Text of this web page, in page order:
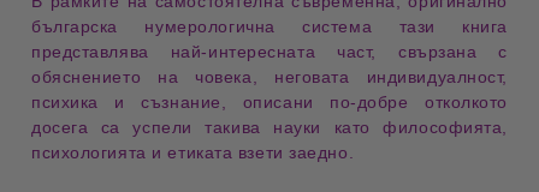
българска нумерологична система тази книга
представлява най-интересната част, свързана с
обяснението на човека, неговата индивидуалност,
психика и съзнание, описани по-добре отколкото
досега са успели такива науки като философията,
психологията и етиката взети заедно.